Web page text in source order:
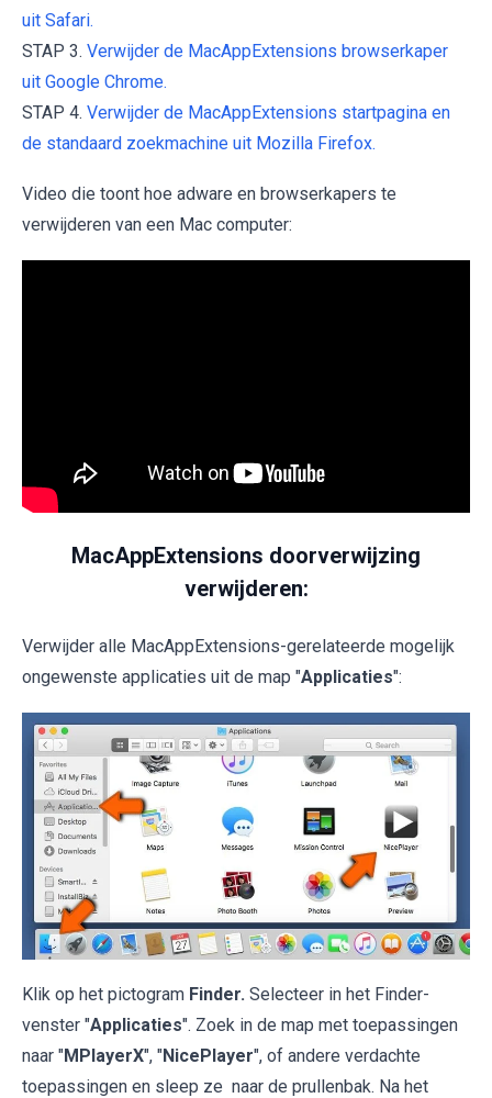
uit Safari.
STAP 3. Verwijder de MacAppExtensions browserkaper
uit Google Chrome.
STAP 4. Verwijder de MacAppExtensions startpagina en
de standaard zoekmachine uit Mozilla Firefox.
Video die toont hoe adware en browserkapers te
verwijderen van een Mac computer:
MacAppExtensions doorverwijzing
verwijderen:
Verwijder alle MacAppExtensions-gerelateerde mogelijk
ongewenste applicaties uit de map "Applicaties":
Klik op het pictogram Finder. Selecteer in het Finder-
venster "Applicaties". Zoek in de map met toepassingen
naar "MPlayerX", "NicePlayer", of andere verdachte
toepassingen en sleep ze naar de prullenbak. Na het